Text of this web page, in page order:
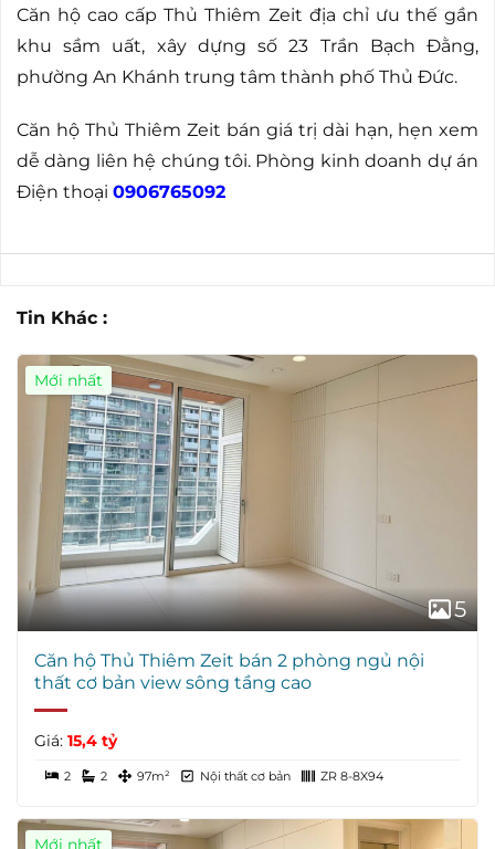
Căn hộ cao cấp Thủ Thiêm Zeit địa chỉ ưu thế gần
khu sầm uất, xây dựng số 23 Trần Bạch Đằng,
phường An Khánh trung tâm thành phố Thủ Đức.
Căn hộ Thủ Thiêm Zeit bán giá trị dài hạn, hẹn xem
dễ dàng liên hệ chúng tôi. Phòng kinh doanh dự án
Điện thoại 0906765092
Tin Khác :
Mới nhất
5
Căn hộ Thủ Thiêm Zeit bán 2 phòng ngủ nội
thất cơ bản view sông tầng cao
Giá: 15,4 tỷ
2 2 97m² Nội thất cơ bản ZR 8-8X94
Mới nhất